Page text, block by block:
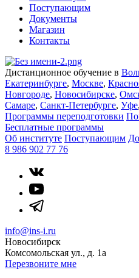
Поступающим
Документы
Магазин
Контакты
Дистанционное обучение в
Екатеринбурге, Москве,
Новгороде, Новосибирске,
Самаре, Санкт-Петербурге, Уфе,
Программы переподготовки
Бесплатные программы
Об институте Поступающим
8 986 902 77 76
info@ins-i.ru
Новосибирск
Комсомольская ул., д. 1а
Перезвоните мне